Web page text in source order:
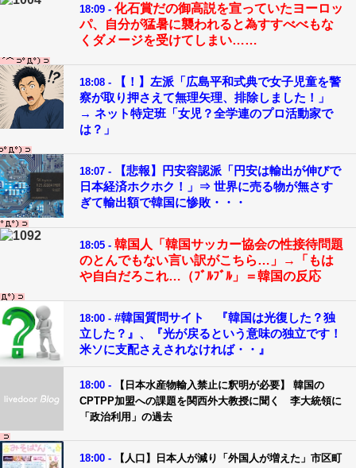
18:09 - 化石賞だの御高説を宣っていたヨーロッ
パ、自分が猛暑に襲われると為すすべべもな
くダメージを受けてしまい……
18:08 -
【！】左派「広島平和式典で女子児童を警
察が取り押さえて無理矢理、排除しました！」
→ ネット特定班「女児？全学連のプロ活動家で
は？」
18:07 -
【悲報】円安容認派「円安は輸出が伸びで
日本経済ホクホク！」⇒ 世界に売る物が無さす
ぎて輸出額で韓国に惨敗・・・
18:05 - 韓国人「韓国サッカー協会の性接待問題
のとんでもない言い訳がこちら…」→「もは
や自白だろこれ…（ﾌﾞﾙﾌﾞﾙ」＝韓国の反応
18:00 - #韓国質問サイト 『韓国は光復した？独
立した？』、『光が戻るという意味の独立です！
米ソに支配さえされなければ・・』
18:00 -
【日本水産物輸入禁止に釈明が必要】 韓国の
CPTPP加盟への課題を関西外大教授に聞く 李大統領に
「政治利用」の過去
18:00 -
【人口】日本人が減り「外国人が増えた」市区町